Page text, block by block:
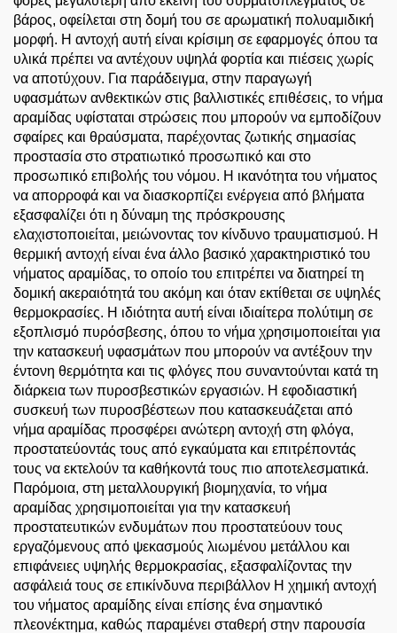
βάρος, οφείλεται στη δομή του σε αρωματική πολυαμιδική
μορφή. Η αντοχή αυτή είναι κρίσιμη σε εφαρμογές όπου τα
υλικά πρέπει να αντέχουν υψηλά φορτία και πιέσεις χωρίς
να αποτύχουν. Για παράδειγμα, στην παραγωγή
υφασμάτων ανθεκτικών στις βαλλιστικές επιθέσεις, το νήμα
αραμίδας υφίσταται στρώσεις που μπορούν να εμποδίζουν
σφαίρες και θραύσματα, παρέχοντας ζωτικής σημασίας
προστασία στο στρατιωτικό προσωπικό και στο
προσωπικό επιβολής του νόμου. Η ικανότητα του νήματος
να απορροφά και να διασκορπίζει ενέργεια από βλήματα
εξασφαλίζει ότι η δύναμη της πρόσκρουσης
ελαχιστοποιείται, μειώνοντας τον κίνδυνο τραυματισμού. Η
θερμική αντοχή είναι ένα άλλο βασικό χαρακτηριστικό του
νήματος αραμίδας, το οποίο του επιτρέπει να διατηρεί τη
δομική ακεραιότητά του ακόμη και όταν εκτίθεται σε υψηλές
θερμοκρασίες. Η ιδιότητα αυτή είναι ιδιαίτερα πολύτιμη σε
εξοπλισμό πυρόσβεσης, όπου το νήμα χρησιμοποιείται για
την κατασκευή υφασμάτων που μπορούν να αντέξουν την
έντονη θερμότητα και τις φλόγες που συναντούνται κατά τη
διάρκεια των πυροσβεστικών εργασιών. Η εφοδιαστική
συσκευή των πυροσβέστεων που κατασκευάζεται από
νήμα αραμίδας προσφέρει ανώτερη αντοχή στη φλόγα,
προστατεύοντάς τους από εγκαύματα και επιτρέποντάς
τους να εκτελούν τα καθήκοντά τους πιο αποτελεσματικά.
Παρόμοια, στη μεταλλουργική βιομηχανία, το νήμα
αραμίδας χρησιμοποιείται για την κατασκευή
προστατευτικών ενδυμάτων που προστατεύουν τους
εργαζόμενους από ψεκασμούς λιωμένου μετάλλου και
επιφάνειες υψηλής θερμοκρασίας, εξασφαλίζοντας την
ασφάλειά τους σε επικίνδυνα περιβάλλον Η χημική αντοχή
του νήματος αραμίδης είναι επίσης ένα σημαντικό
πλεονέκτημα, καθώς παραμένει σταθερή στην παρουσία